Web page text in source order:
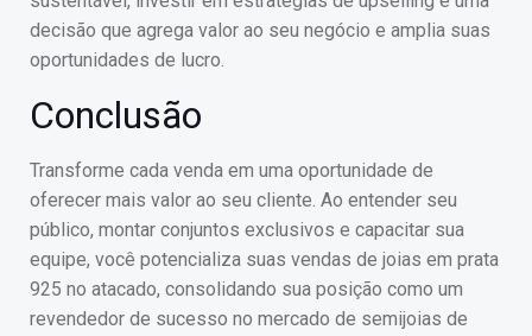
decisão que agrega valor ao seu negócio e amplia suas
oportunidades de lucro.
Conclusão
Transforme cada venda em uma oportunidade de
oferecer mais valor ao seu cliente. Ao entender seu
público, montar conjuntos exclusivos e capacitar sua
equipe, você potencializa suas vendas de joias em prata
925 no atacado, consolidando sua posição como um
revendedor de sucesso no mercado de semijoias de